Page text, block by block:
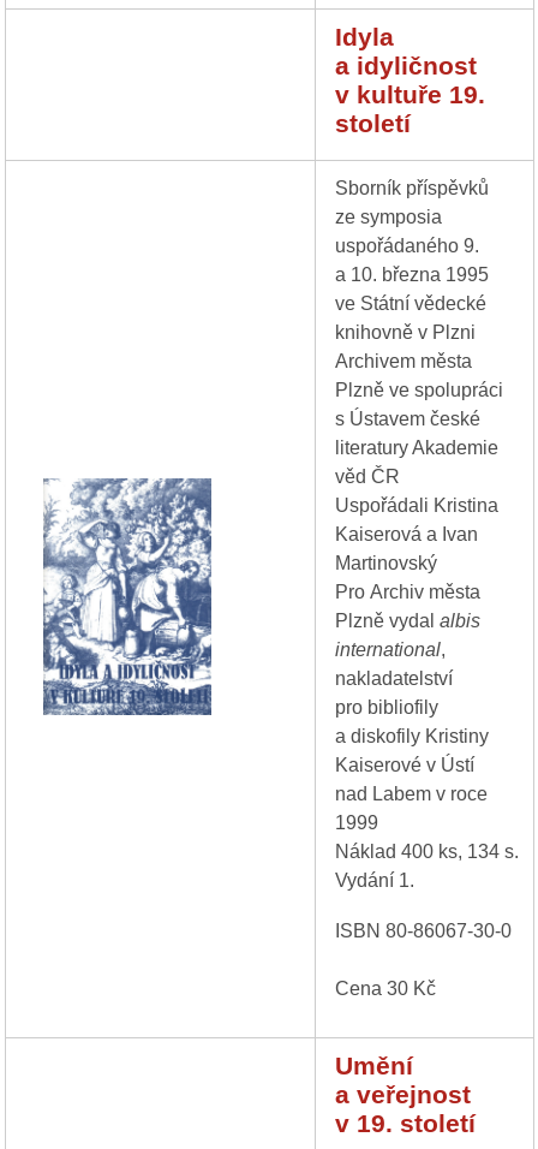
Idyla
a idyličnost
v kultuře 19.
století
Sborník příspěvků
ze symposia
uspořádaného 9.
a 10. března 1995
ve Státní vědecké
knihovně v Plzni
Archivem města
Plzně ve spolupráci
s Ústavem české
literatury Akademie
věd ČR
Uspořádali Kristina
Kaiserová a Ivan
Martinovský
Pro Archiv města
Plzně vydalalbis
international,
nakladatelství
pro bibliofily
a diskofily Kristiny
Kaiserové v Ústí
nad Labem v roce
1999
Náklad 400 ks, 134 s.
Vydání 1.
ISBN 80-86067-30-0
Cena 30 Kč
Umění
a veřejnost
v 19. století